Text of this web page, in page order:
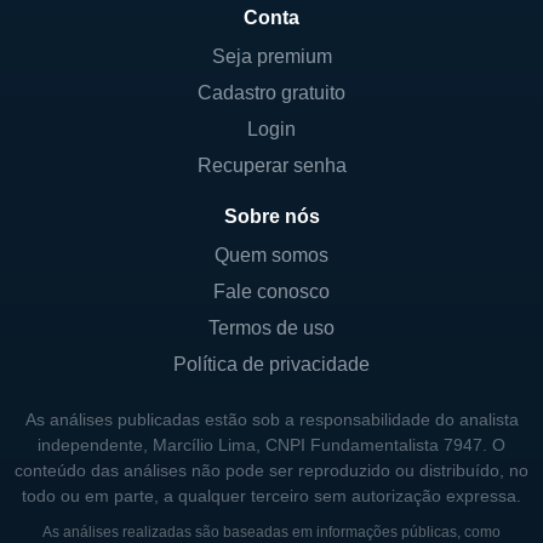
Aquisição de títulos de dívida de longo
prazo, permitindo melhores condições de
Investimentos em ações preferenciais que
podem proporcionar retornos adicionais;
apoiar empresas em suas operações
setor, a BCSF é capaz de personalizar suas
ofertas para atender às necessidades
seu alcance no mercado de crédito.
CONTROLADORES E ESTRUTURA DE
Conta
Seja premium
Cadastro gratuito
Login
Recuperar senha
Sobre nós
Quem somos
Fale conosco
Termos de uso
Política de privacidade
As análises publicadas estão sob a responsabilidade do analista
independente, Marcílio Lima, CNPI Fundamentalista 7947. O
conteúdo das análises não pode ser reproduzido ou distribuído, no
todo ou em parte, a qualquer terceiro sem autorização expressa.
As análises realizadas são baseadas em informações públicas, como